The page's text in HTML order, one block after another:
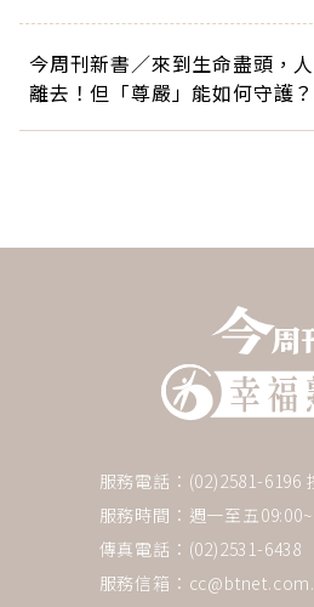
今周刊新書／來到生命盡頭，
離去！但「尊嚴」能如何守護？
服務電話：(02)2581-6196
服務時間：週一至五
傳真電話：(02)2531-6438
服務信箱：